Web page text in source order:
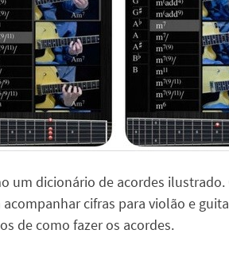
um dicionário de acordes ilustrado.
cifras para violão e
de como fazer os acordes.